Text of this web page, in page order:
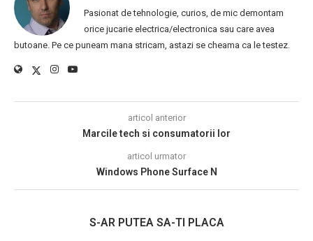
Pasionat de tehnologie, curios, de mic demontam
orice jucarie electrica/electronica sau care avea
butoane. Pe ce puneam mana stricam, astazi se cheama ca le testez.
articol anterior
Marcile tech si consumatorii lor
articol urmator
Windows Phone Surface N
S-AR PUTEA SA-TI PLACA